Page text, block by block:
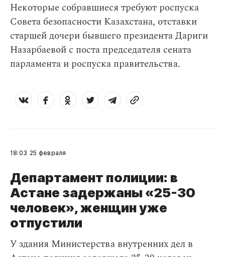
Некоторые собравшиеся требуют роспуска
Совета безопасности Казахстана, отставки
старшей дочери бывшего президента Дариги
Назарбаевой с поста председателя сената
парламента и роспуска правительства.
18:03 25 февраля
Департамент полиции: в
Астане задержаны «25-30
человек», женщин уже
отпустили
У здания Министерства внутренних дел в